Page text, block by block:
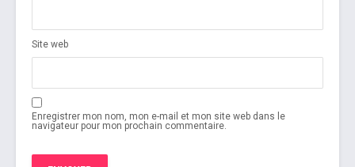
Site web
Enregistrer mon nom, mon e-mail et mon site web dans le
navigateur pour mon prochain commentaire.